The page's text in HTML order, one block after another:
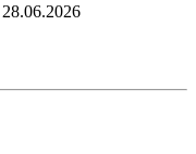
28.06.2026